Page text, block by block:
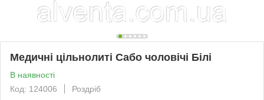
Медичні цільнолиті Сабо чоловічі Білі
В наявності
Код: 124006
Роздріб